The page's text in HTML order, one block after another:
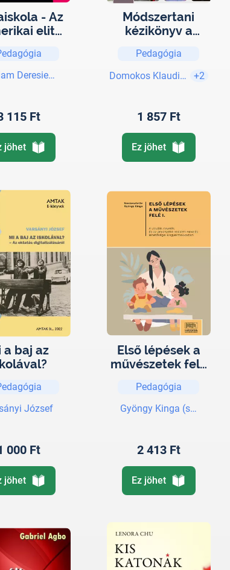
- Az
elit
vezető út
Deresiewicz
115 Ft
jöhet
Módszertani
kézikönyv a
tanuláshoz
Pedagógia
Domokos Klaudia (szerk.)
+2
1 857 Ft
Ez jöhet
a baj az
József
000 Ft
jöhet
Első lépések a
művészetek felé
Pedagógia
Gyöngy Kinga (szerk.)
2 413 Ft
Ez jöhet